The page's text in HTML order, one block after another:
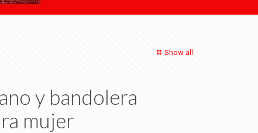
Show all
y bandolera
mujer